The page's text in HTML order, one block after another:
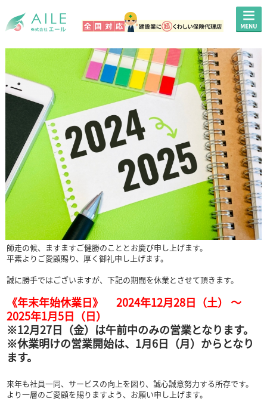
師走の候、ますますご健勝のこととお慶び申し上げます。
平素よりご愛顧賜り、厚く御礼申し上げます。
誠に勝手ではございますが、下記の期間を休業とさせて頂きます。
《年末年始休業日》 2024年12月28日（土） ～
2025年1月5日（日）
※12月27日（金）は午前中のみの営業となります。
※休業明けの営業開始は、1月6日（月）からとなり
ます。
来年も社員一同、サービスの向上を図り、誠心誠意努力する所存です。
より一層のご愛顧を賜りますよう、お願い申し上げます。